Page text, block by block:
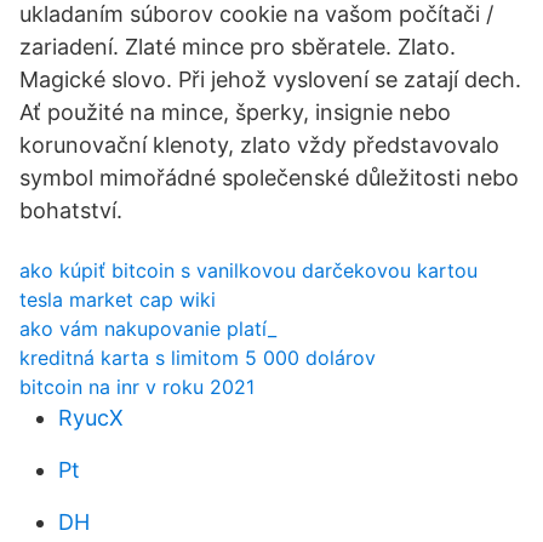
ukladaním súborov cookie na vašom počítači /
zariadení. Zlaté mince pro sběratele. Zlato.
Magické slovo. Při jehož vyslovení se zatají dech.
Ať použité na mince, šperky, insignie nebo
korunovační klenoty, zlato vždy představovalo
symbol mimořádné společenské důležitosti nebo
bohatství.
ako kúpiť bitcoin s vanilkovou darčekovou kartou
tesla market cap wiki
ako vám nakupovanie platí_
kreditná karta s limitom 5 000 dolárov
bitcoin na inr v roku 2021
RyucX
Pt
DH